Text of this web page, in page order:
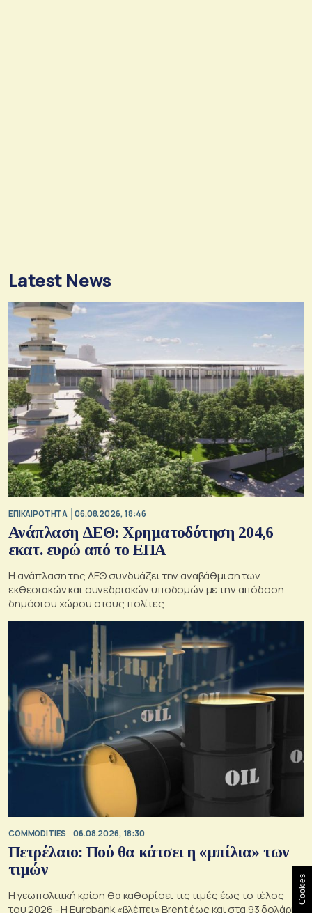
Latest News
ΕΠΙΚΑΙΡΟΤΗΤΑ 06.08.2026, 18:46
Ανάπλαση ΔΕΘ: Χρηματοδότηση 204,6
εκατ. ευρώ από το ΕΠΑ
Η ανάπλαση της ΔΕΘ συνδυάζει την αναβάθμιση των
εκθεσιακών και συνεδριακών υποδομών με την απόδοση
δημόσιου χώρου στους πολίτες
COMMODITIES 06.08.2026, 18:30
Πετρέλαιο: Πού θα κάτσει η «μπίλια» των
τιμών
Η γεωπολιτική κρίση θα καθορίσει τις τιμές έως το τέλος
του 2026 - Η Eurobank «βλέπει» Brent έως και στα 93 δολάρια
Cookies